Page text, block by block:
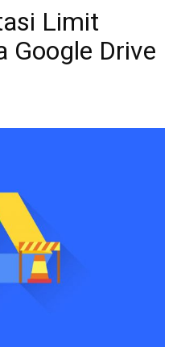
Limit
Google Drive